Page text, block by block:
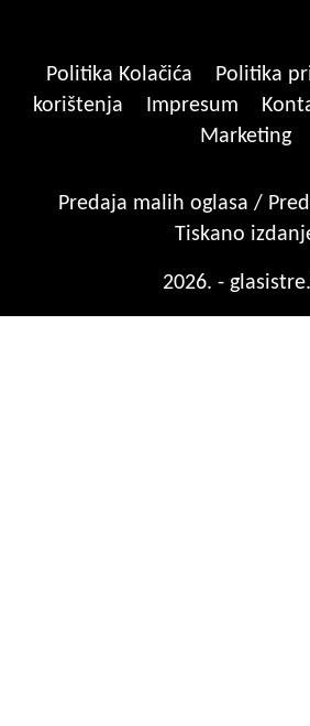
Politika Kolačića Politika
korištenja
Impresum
Marketing
Predaja malih oglasa /
Tiskano
2026. -